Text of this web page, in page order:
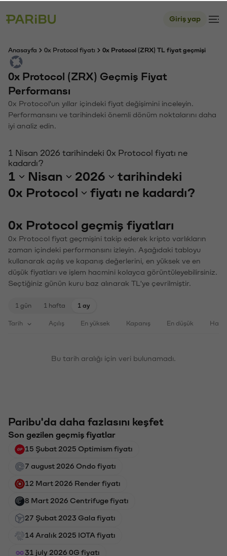
Giriş yap
Anasayfa 0x Protocol fiyatı 0x Protocol (ZRX) TL fiyat geçmişi
0x Protocol (ZRX) Geçmiş Fiyat
Performansı
0x Protocol'un yıllar içindeki fiyat değişimini inceleyin.
Performansını ve tarihindeki önemli dönüm noktalarını daha
iyi analiz edin.
1 Nisan 2026 tarihindeki 0x Protocol fiyatı ne
kadardı?
1 Nisan 2026
tarihindeki
0x Protocol
fiyatı ne kadardı?
0x Protocol geçmiş fiyatları
0x Protocol fiyat geçmişini takip ederek kripto varlıkların
zaman içindeki performansını izleyin. Aşağıdaki tabloyu
kullanarak açılış ve kapanış değerlerini, en yüksek ve en
düşük fiyatları ve işlem hacmini kolayca görüntüleyebilirsiniz.
Seçtiğiniz günün kuru baz alınarak TL'ye çevrilmiştir.
1 gün 1 hafta 1 ay
Tarih Açılış En yüksek Kapanış En düşük
Bu tarih aralığı için veri bulunamadı.
Paribu'da daha fazlasını keşfet
Son gezilen geçmiş fiyatlar
15 Şubat 2025 Optimism fiyatı
7 august 2026 Ondo fiyatı
12 Mart 2026 Render fiyatı
8 Mart 2026 Centrifuge fiyatı
27 Şubat 2023 Gala fiyatı
14 Aralık 2025 IOTA fiyatı
31 july 2026 0G fiyatı